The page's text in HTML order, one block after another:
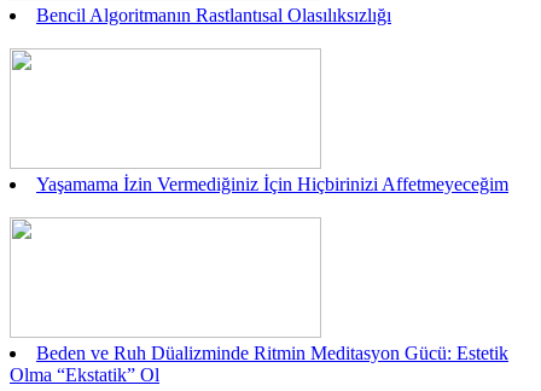
Bencil Algoritmanın Rastlantısal Olasılıksızlığı
Yaşamama İzin Vermediğiniz İçin Hiçbirinizi Affetmeyeceğim
Beden ve Ruh Düalizminde Ritmin Meditasyon Gücü: Estetik
Olma “Ekstatik” Ol